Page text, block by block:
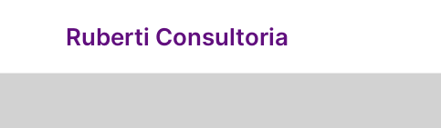
conteúdo
Ruberti Consultoria
de